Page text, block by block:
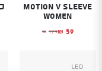
Motion V Sleeve
Women
₪ 179
המחיר המקורי היה:₪ 59 המחיר הנוכחי הוא:
Led